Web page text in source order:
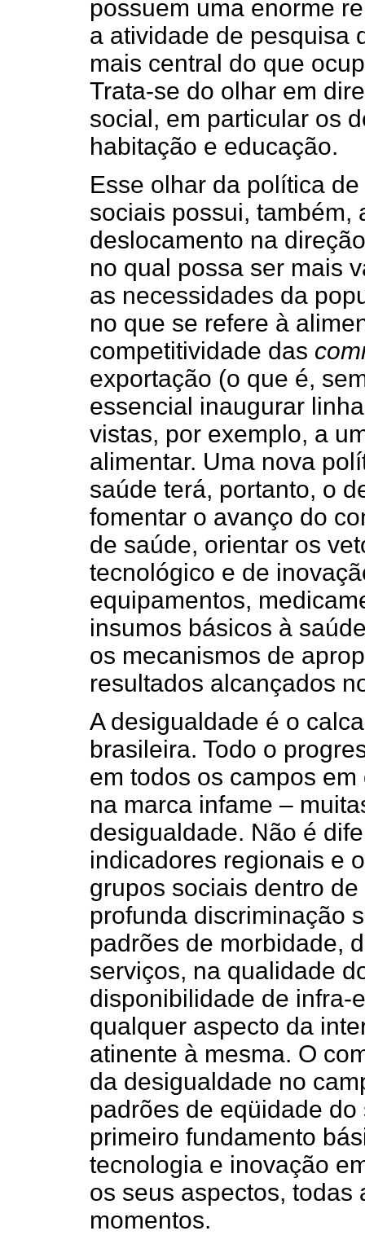
possuem uma enorme
a atividade de pesquisa
mais central do que
Trata-se do olhar em
social, em particular os
habitação e educação.
Esse olhar da política
sociais possui, também,
deslocamento na
no qual possa ser mais
as necessidades da
no que se refere à
competitividade das
exportação (o que é,
essencial inaugurar
vistas, por exemplo, a
alimentar. Uma nova
saúde terá, portanto, o
fomentar o avanço do
de saúde, orientar os
tecnológico e de
equipamentos,
insumos básicos à
os mecanismos de
resultados alcançados
A desigualdade é o
brasileira. Todo o
em todos os campos
na marca infame –
desigualdade. Não é
indicadores regionais e
grupos sociais dentro
profunda discriminação
padrões de morbidade,
serviços, na qualidade
disponibilidade de infra-
qualquer aspecto da
atinente à mesma. O
da desigualdade no
padrões de eqüidade
primeiro fundamento
tecnologia e inovação
os seus aspectos, todas
momentos.